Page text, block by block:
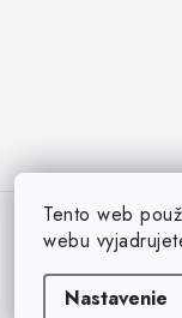
Tento web
webu
Nastavenie